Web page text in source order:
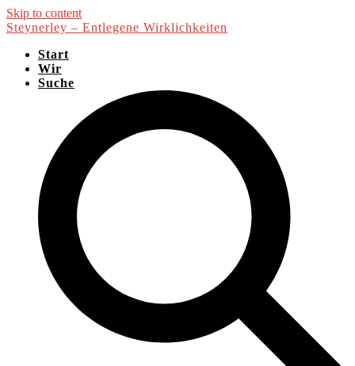
Skip to content
Steynerley – Entlegene Wirklichkeiten
Start
Wir
Suche